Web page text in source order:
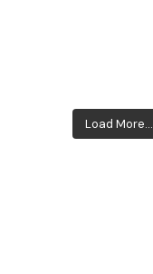
Load More...